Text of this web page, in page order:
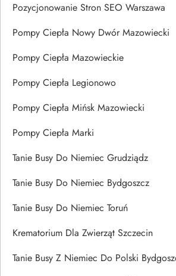
Pozycjonowanie Stron SEO Warszawa
Pompy Ciepła Nowy Dwór Mazowiecki
Pompy Ciepła Mazowieckie
Pompy Ciepła Legionowo
Pompy Ciepła Mińsk Mazowiecki
Pompy Ciepła Marki
Tanie Busy Do Niemiec Grudziądz
Tanie Busy Do Niemiec Bydgoszcz
Tanie Busy Do Niemiec Toruń
Krematorium Dla Zwierząt Szczecin
Tanie Busy Z Niemiec Do Polski